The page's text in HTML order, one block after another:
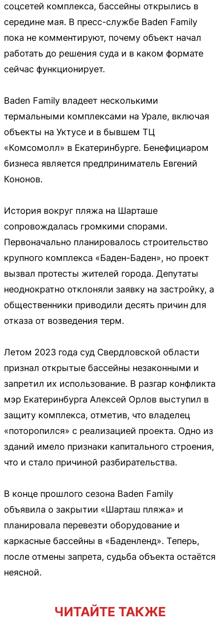
соцсетей комплекса, бассейны открылись в
середине мая. В пресс-службе Baden Family
пока не комментируют, почему объект начал
работать до решения суда и в каком формате
сейчас функционирует.
Baden Family владеет несколькими
термальными комплексами на Урале, включая
объекты на Уктусе и в бывшем ТЦ
«Комсомолл» в Екатеринбурге. Бенефициаром
бизнеса является предприниматель Евгений
Кононов.
История вокруг пляжа на Шарташе
сопровождалась громкими спорами.
Первоначально планировалось строительство
крупного комплекса «Баден-Баден», но проект
вызвал протесты жителей города. Депутаты
неоднократно отклоняли заявку на застройку, а
общественники приводили десять причин для
отказа от возведения терм.
Летом 2023 года суд Свердловской области
признал открытые бассейны незаконными и
запретил их использование. В разгар конфликта
мэр Екатеринбурга Алексей Орлов выступил в
защиту комплекса, отметив, что владелец
«поторопился» с реализацией проекта. Одно из
зданий имело признаки капитального строения,
что и стало причиной разбирательства.
В конце прошлого сезона Baden Family
объявила о закрытии «Шарташ пляжа» и
планировала перевезти оборудование и
каркасные бассейны в «Баденленд». Теперь,
после отмены запрета, судьба объекта остаётся
неясной.
ЧИТАЙТЕ ТАКЖЕ